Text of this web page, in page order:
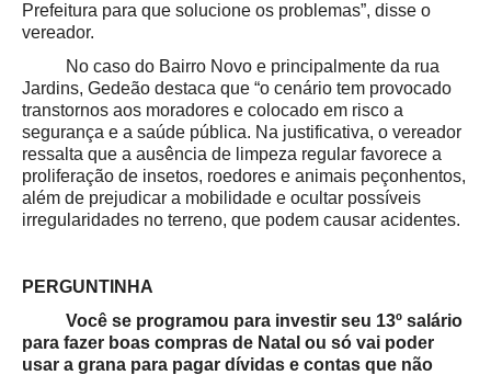
Prefeitura para que solucione os problemas”, disse o
vereador.
No caso do Bairro Novo e principalmente da rua
Jardins, Gedeão destaca que “o cenário tem provocado
transtornos aos moradores e colocado em risco a
segurança e a saúde pública. Na justificativa, o vereador
ressalta que a ausência de limpeza regular favorece a
proliferação de insetos, roedores e animais peçonhentos,
além de prejudicar a mobilidade e ocultar possíveis
irregularidades no terreno, que podem causar acidentes.
PERGUNTINHA
Você se programou para investir seu 13º salário
para fazer boas compras de Natal ou só vai poder
usar a grana para pagar dívidas e contas que não